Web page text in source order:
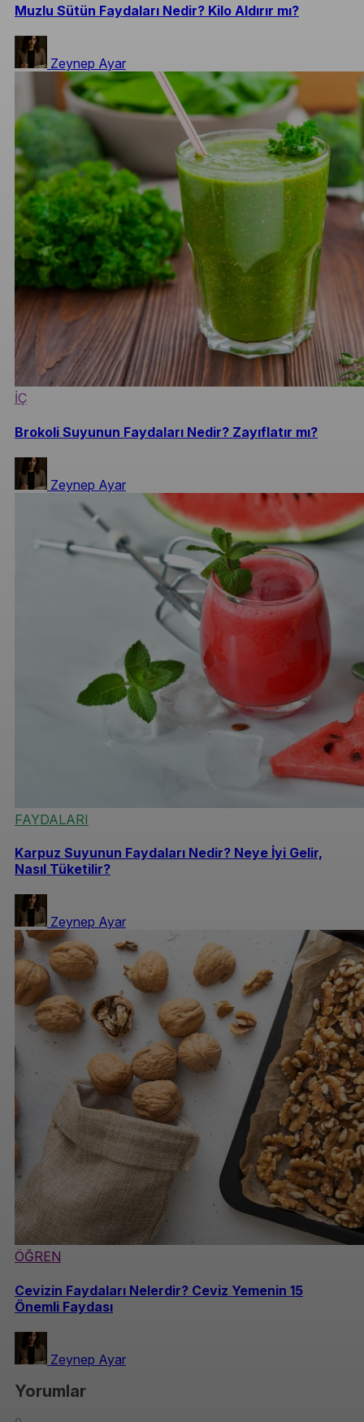
Muzlu Sütün Faydaları Nedir? Kilo Aldırır mı?
Zeynep Ayar
İÇ
Brokoli Suyunun Faydaları Nedir? Zayıflatır mı?
Zeynep Ayar
FAYDALARI
Karpuz Suyunun Faydaları Nedir? Neye İyi Gelir,
Nasıl Tüketilir?
Zeynep Ayar
ÖĞREN
Cevizin Faydaları Nelerdir? Ceviz Yemenin 15
Önemli Faydası
Zeynep Ayar
Yorumlar